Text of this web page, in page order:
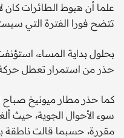
علما أن هبوط الطائرات
تتضح فورا الفترة التي
بحلول بداية المساء،
حذر من استمرار تعطل
كما حذر مطار ميونيخ صباح
مقررة، حسبما قالت ناطقة